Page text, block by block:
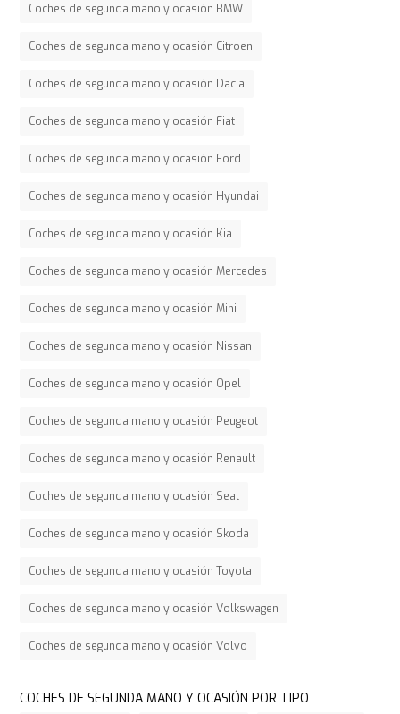
Coches de segunda mano y ocasión BMW
Coches de segunda mano y ocasión Citroen
Coches de segunda mano y ocasión Dacia
Coches de segunda mano y ocasión Fiat
Coches de segunda mano y ocasión Ford
Coches de segunda mano y ocasión Hyundai
Coches de segunda mano y ocasión Kia
Coches de segunda mano y ocasión Mercedes
Coches de segunda mano y ocasión Mini
Coches de segunda mano y ocasión Nissan
Coches de segunda mano y ocasión Opel
Coches de segunda mano y ocasión Peugeot
Coches de segunda mano y ocasión Renault
Coches de segunda mano y ocasión Seat
Coches de segunda mano y ocasión Skoda
Coches de segunda mano y ocasión Toyota
Coches de segunda mano y ocasión Volkswagen
Coches de segunda mano y ocasión Volvo
COCHES DE SEGUNDA MANO Y OCASIÓN POR TIPO